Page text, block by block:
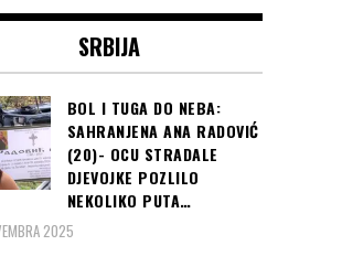
SRBIJA
BOL I TUGA DO NEBA:
SAHRANJENA ANA RADOVIĆ
(20)- OCU STRADALE
DJEVOJKE POZLILO
NEKOLIKO PUTA…
2025